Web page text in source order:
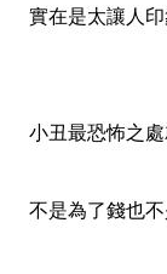
實在是太讓人印
小丑最恐怖之
不是為了錢也